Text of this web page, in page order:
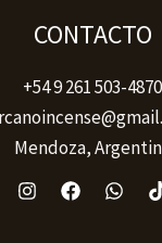
CONTACTO
+54 9 261 503-4870
Mendoza,